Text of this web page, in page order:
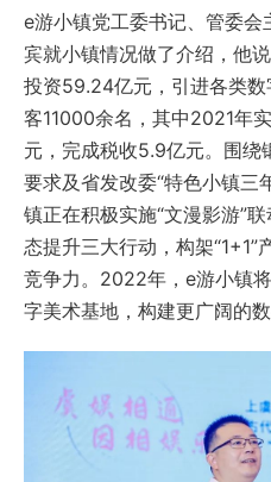
e游小镇党工委书记、管委
宾就小镇情况做了介绍，他
投资59.24亿元，引进各类
客11000余名，其中2021年
元，完成税收5.9亿元。围绕
要求及省发改委“特色小镇三
镇正在积极实施“文漫影游”
态提升三大行动，构架
竞争力。2022年，e游小镇
字美术基地，构建更广阔的数